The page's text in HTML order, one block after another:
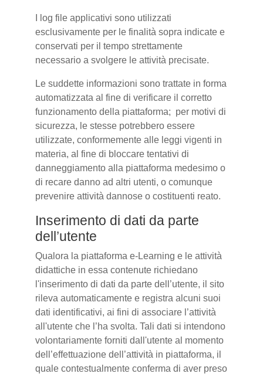
I log file applicativi sono utilizzati
esclusivamente per le finalità sopra indicate e
conservati per il tempo strettamente
necessario a svolgere le attività precisate.
Le suddette informazioni sono trattate in forma
automatizzata al fine di verificare il corretto
funzionamento della piattaforma; per motivi di
sicurezza, le stesse potrebbero essere
utilizzate, conformemente alle leggi vigenti in
materia, al fine di bloccare tentativi di
danneggiamento alla piattaforma medesimo o
di recare danno ad altri utenti, o comunque
prevenire attività dannose o costituenti reato.
Inserimento di dati da parte
dell’utente
Qualora la piattaforma e-Learning e le attività
didattiche in essa contenute richiedano
l'inserimento di dati da parte dell’utente, il sito
rileva automaticamente e registra alcuni suoi
dati identificativi, ai fini di associare l’attività
all'utente che l’ha svolta. Tali dati si intendono
volontariamente forniti dall'utente al momento
dell’effettuazione dell’attività in piattaforma, il
quale contestualmente conferma di aver preso